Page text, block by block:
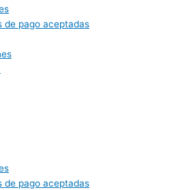
de pago aceptadas
de pago aceptadas